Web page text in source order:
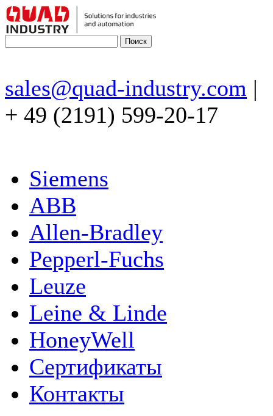
sales@quad-industry.com |
+ 49 (2191) 599-20-17
Siemens
ABB
Allen-Bradley
Pepperl-Fuchs
Leuze
Leine & Linde
HoneyWell
Сертификаты
Контакты